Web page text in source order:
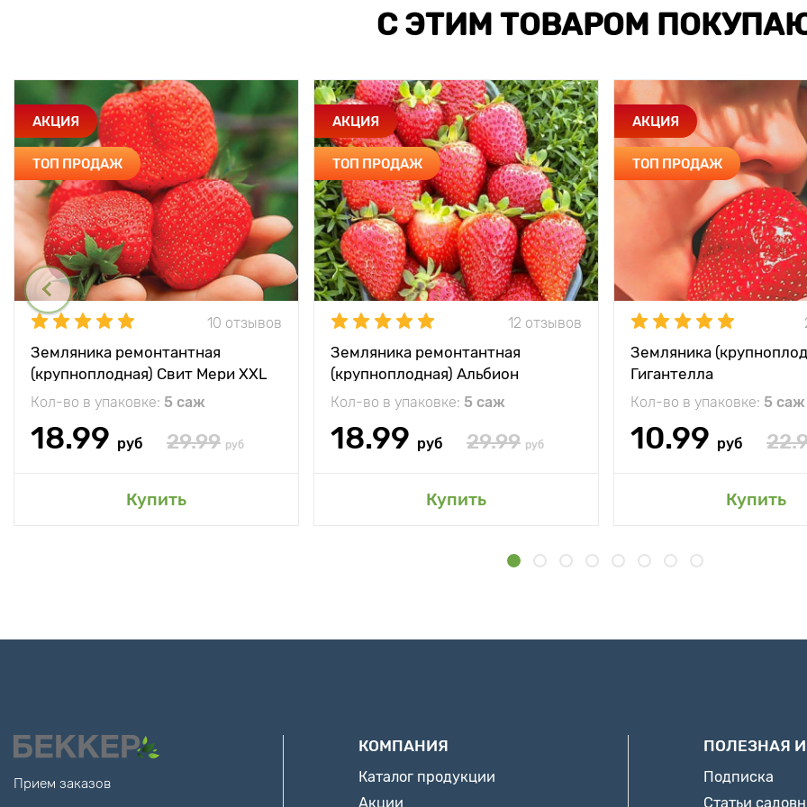
С ЭТИМ ТОВАРОМ
АКЦИЯ
ТОП ПРОДАЖ
10 отзывов
Земляника ремонтантная
(крупноплодная) Свит Мери XXL
Кол-во в упаковке: 5 саж
18.99 руб 29.99 руб
Купить
АКЦИЯ
ТОП ПРОДАЖ
12 отзывов
Земляника ремонтантная
(крупноплодная) Альбион
Кол-во в упаковке: 5 саж
18.99 руб 29.99 руб
Купить
АКЦИЯ
ТОП ПРОДАЖ
Земляника
Гигантелла
Кол-во в упаковке: 5 саж
10.99 руб
Купить
Прием заказов
КОМПАНИЯ
Каталог продукции
Акции
ПОЛЕЗНАЯ
Подписка
Статьи